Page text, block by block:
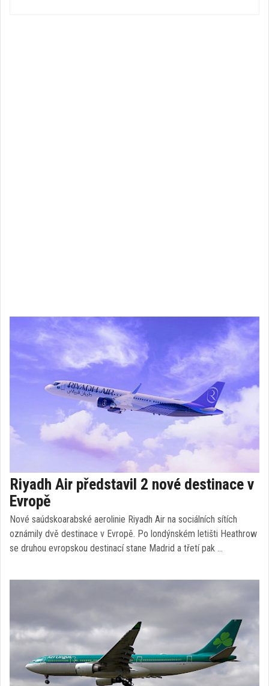
Riyadh Air představil 2 nové destinace v
Evropě
Nové saúdskoarabské aerolinie Riyadh Air na sociálních sítích
oznámily dvě destinace v Evropě. Po londýnském letišti Heathrow
se druhou evropskou destinací stane Madrid a třetí pak …